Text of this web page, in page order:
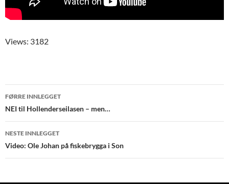
Views: 3182
Innleggsnavigering
FØRRE INNLEGGET
NEI til Hollenderseilasen – men…
NESTE INNLEGGET
Video: Ole Johan på fiskebrygga i Son